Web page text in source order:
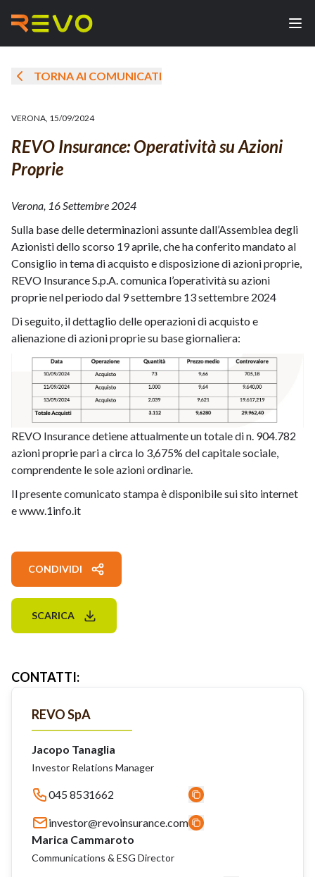
TORNA AI COMUNICATI
VERONA, 15/09/2024
REVO Insurance: Operatività su Azioni
Proprie
Verona, 16 Settembre 2024
Sulla base delle determinazioni assunte dall’Assemblea degli
Azionisti dello scorso 19 aprile, che ha conferito mandato al
Consiglio in tema di acquisto e disposizione di azioni proprie,
REVO Insurance S.p.A. comunica l’operatività su azioni
proprie nel periodo dal 9 settembre 13 settembre 2024
Di seguito, il dettaglio delle operazioni di acquisto e
alienazione di azioni proprie su base giornaliera:
REVO Insurance detiene attualmente un totale di n. 904.782
azioni proprie pari a circa lo 3,675% del capitale sociale,
comprendente le sole azioni ordinarie.
Il presente comunicato stampa è disponibile sui sito internet
e www.1info.it
CONDIVIDI
SCARICA
CONTATTI:
REVO SpA
Jacopo Tanaglia
Investor Relations Manager
045 8531662
investor@revoinsurance.com
Marica Cammaroto
Communications & ESG Director